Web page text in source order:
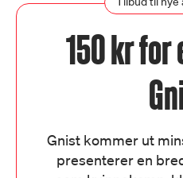
150 kr for
Gnist kommer ut
presenterer en